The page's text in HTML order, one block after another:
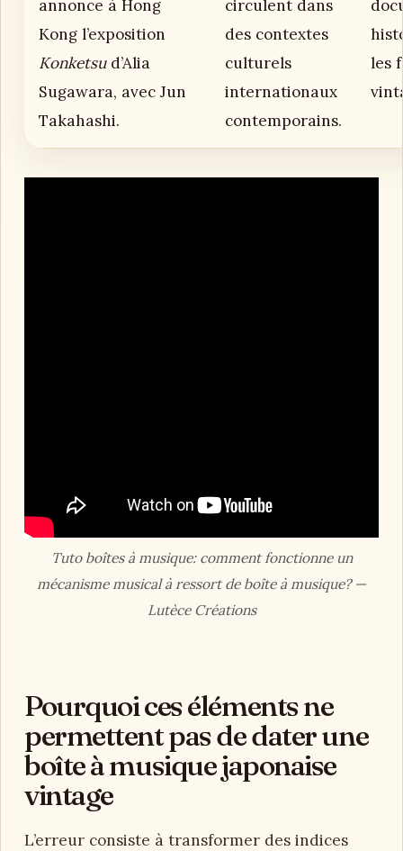
annonce à Hong
Kong l’exposition
Konketsud’Alia
Sugawara, avec Jun
Takahashi.
circulent dans
des contextes
culturels
internationaux
contemporains.
les
Tuto boîtes à musique: comment fonctionne un
mécanisme musical à ressort de boîte à musique? —
Lutèce Créations
Pourquoi ces éléments ne
permettent pas de dater une
boîte à musique japonaise
vintage
L’erreur consiste à transformer des indices